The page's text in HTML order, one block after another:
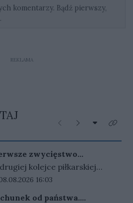
komentarzy. Bądź pierwszy,
REKLAMA
Poprzednie
Następne
Rozwiń
Kliknij
zwycięstwo
Warty
kolejce piłkarskiej
III ligi gorzowskie kluby
dodania artykułu:
16:03
od państwa.